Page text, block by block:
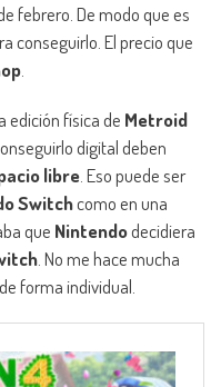
febrero. De modo que es
conseguirlo. El precio que
.
edición física de Metroid
digital deben
libre. Eso puede ser
Switchcomo en una
que Nintendodecidiera
. No me hace mucha
forma individual.